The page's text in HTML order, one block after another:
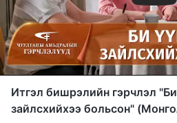
Итгэл бишрэлийн гэрчлэл "Би
зайлсхийхээ больсон"